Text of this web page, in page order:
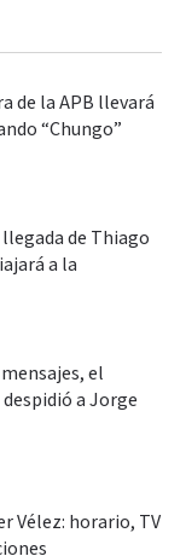
de la APB llevará
“Chungo”
de Thiago
a la
el
a Jorge
Vélez: horario, TV